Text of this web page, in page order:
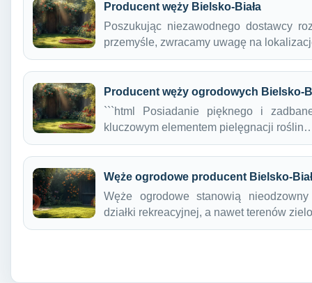
Producent węży Bielsko-Biała
Poszukując niezawodnego dostawcy
przemyśle, zwracamy uwagę na
Producent węży ogrodowych Bielsko-
```html Posiadanie pięknego i
kluczowym elementem pielęgnacji
Węże ogrodowe producent Bielsko-
Węże ogrodowe stanowią
działki rekreacyjnej, a nawet terenów